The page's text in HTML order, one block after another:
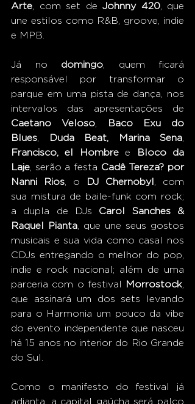
Arte , com set de Johnny 420, que
une estilos como R&B, groove, indie
e MPB.
Já no domingo , quem ficará
responsável por transformar o
parque em uma pista de dança, nos
Caetano Veloso
Baco Exu do
Blues
Duda Beat, Marina Sena
Francisco, el Hombre e
Bloco da
Laje , serão a festa Cadê Tereza? por
Nanni Rios , o DJ Chernobyl , com
sua mistura de baile-funk com rock;
a dupla de DJs Carol Sanches &
Raquel Pianta , que une seus gostos
musicais e sua vida como casal nos
CDJs entregando o melhor do pop,
indie e rock nacional; além de uma
parceria com o festival Morrostock
que assinará um dos sets levando
para o Harmonia um pouco da vibe
do evento independente que nasceu
há 15 anos no interior do Rio Grande
do Sul.
Como o manifesto do festival já
adianta, a capital gaúcha será palco